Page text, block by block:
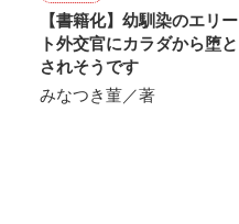
【書籍化】幼馴染のエリー
ト外交官にカラダから堕と
されそうです
みなつき菫／著